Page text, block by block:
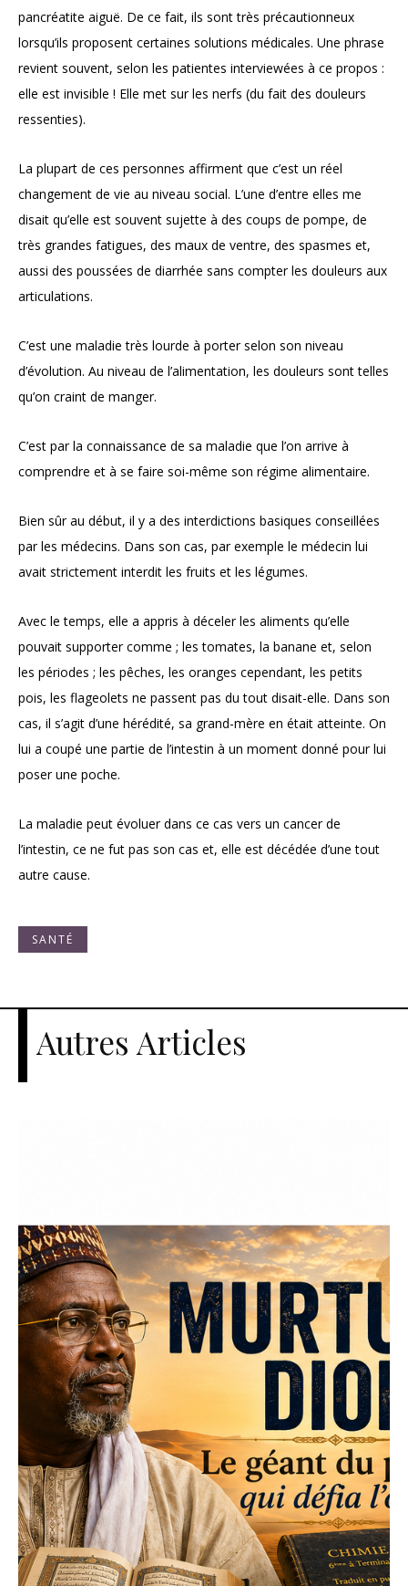
pancréatite aiguë. De ce fait, ils sont très précautionneux
lorsqu’ils proposent certaines solutions médicales. Une phrase
revient souvent, selon les patientes interviewées à ce propos :
elle est invisible ! Elle met sur les nerfs (du fait des douleurs
ressenties).
La plupart de ces personnes affirment que c’est un réel
changement de vie au niveau social. L’une d’entre elles me
disait qu’elle est souvent sujette à des coups de pompe, de
très grandes fatigues, des maux de ventre, des spasmes et,
aussi des poussées de diarrhée sans compter les douleurs aux
articulations.
C’est une maladie très lourde à porter selon son niveau
d’évolution. Au niveau de l’alimentation, les douleurs sont telles
qu’on craint de manger.
C’est par la connaissance de sa maladie que l’on arrive à
comprendre et à se faire soi-même son régime alimentaire.
Bien sûr au début, il y a des interdictions basiques conseillées
par les médecins. Dans son cas, par exemple le médecin lui
avait strictement interdit les fruits et les légumes.
Avec le temps, elle a appris à déceler les aliments qu’elle
pouvait supporter comme ; les tomates, la banane et, selon
les périodes ; les pêches, les oranges cependant, les petits
pois, les flageolets ne passent pas du tout disait-elle. Dans son
cas, il s’agit d’une hérédité, sa grand-mère en était atteinte. On
lui a coupé une partie de l’intestin à un moment donné pour lui
poser une poche.
La maladie peut évoluer dans ce cas vers un cancer de
l’intestin, ce ne fut pas son cas et, elle est décédée d’une tout
autre cause.
SANTÉ
Autres Articles